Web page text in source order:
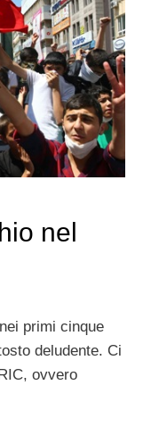
nel
primi cinque
deludente. Ci
ovvero